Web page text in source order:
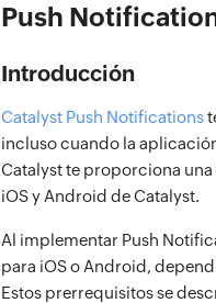
Push
Introducción
Catalyst Push Notifications
incluso cuando la
Catalyst te proporciona
iOS y Android de Catalyst.
Al implementar Push
para iOS o Android,
Estos prerrequisitos se